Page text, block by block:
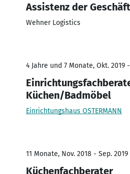
Assistenz der
Wehner Logistics
4 Jahre und 7 Monate, Okt. 2019
Küchen/Badmöbel
Einrichtungshaus OSTERMANN
11 Monate, Nov. 2018 - Sep. 2019
Küchenfachberater